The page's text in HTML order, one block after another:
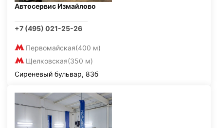
Автосервис Измайлово
+7 (495) 021-25-26
Первомайская(400 м)
Щелковская(350 м)
Сиреневый бульвар, 83б